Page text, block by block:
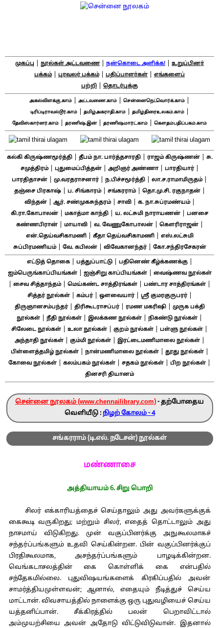
முகப்பு நூல்கள் அட்டவணை| நன்கொடை அளிக்க!
உறுப்பினர்
பக்கம்| புரவலர் பக்கம்| பதிப்பாளர்கள்
எங்களைப்
பற்றி
தொடர்புக்கு
அகல்விளக்கு.காம் அட்டவணை.காம் சென்னைநெட்வொர்க்.காம்
டிரிப்டிராவல்டூர்.காம்| தமிழ்அகராதி.காம்| தமிழ்திரைஉலகம்.காம்|
தேவிஸ்கார்னர்.காம் தரணிஷ்.இன்| தரணிஷ்மார்ட்.காம் கௌதம்பதிப்பகம்.காம்
கல்கி கிருஷ்ணமூர்த்தி| தீபம் நா. பார்த்தசாரதி| ராஜம் கிருஷ்ணன்|
சு.
சமுத்திரம்| புதுமைப்பித்தன்| அறிஞர் அண்ணா| பாரதியார்|
பாரதிதாசன் மு.வரதராசனார்| ந.பிச்சமூர்த்தி லா.ச.ராமாமிருதம்|
தஞ்சை பிரகாஷ்| ப. சிங்காரம்| சங்கரராம்| தொ.மு.சி. ரகுநாதன்|
விந்தன்| ஆர். சண்முகசுந்தரம்| சாவி| க. நா.சுப்ரமண்யம்|
கி.ரா.கோபாலன் மகாத்மா காந்தி ய. லட்சுமி நாராயணன்
பனசை
கண்ணபிரான்| மாயாவி| வ. வேணுகோபாலன்| கௌரிராஜன்|
என்.தெய்வசிகாமணி| கீதா தெய்வசிகாமணி|
எஸ்.லட்சுமி
சுப்பிரமணியம்| வே. கபிலன்| விவேகானந்தர்| கோ.சந்திரசேகரன்
எட்டுத் தொகை| பத்துப்பாட்டு| பதினெண் கீழ்க்கணக்கு|
ஐம்பெருங்காப்பியங்கள்| ஐஞ்சிறு காப்பியங்கள்| வைஷ்ணவ நூல்கள்
சைவ சித்தாந்தம்| மெய்கண்ட சாத்திரங்கள் பண்டார சாத்திரங்கள்
சித்தர் நூல்கள்| கம்பர்| ஔவையார்| ஸ்ரீ குமரகுருபரர்|
திருஞானசம்பந்தர்| திரிகூடராசப்பர்| ரமண மகரிஷி|
முருக பக்தி
நூல்கள்
நீதி நூல்கள் இலக்கண நூல்கள் நிகண்டு நூல்கள்
சிலேடை நூல்கள் உலா நூல்கள் குறம் நூல்கள் பள்ளு நூல்கள்
அந்தாதி நூல்கள்| கும்மி நூல்கள்| இரட்டைமணிமாலை நூல்கள்|
பிள்ளைத்தமிழ் நூல்கள்| நான்மணிமாலை நூல்கள்| தூது நூல்கள்|
கோவை நூல்கள் கலம்பகம் நூல்கள் சதகம் நூல்கள் பிற நூல்கள்
தினசரி தியானம்
சென்னை நூலகம் (www.chennailibrary.com)- தற்போதைய
வெளியீடு : நிழற் கோலம் - 4
சங்கரராம் (டி.எல். நடேசன்) நூல்கள்
மண்ணாசை
அத்தியாயம் 6. சிறு பொறி
சிலர் எக்காரியத்தைச் செய்தாலும் அது அவர்களுக்குக்
கைகூடி வருகிறது; மற்றும் சிலர், எதைத் தொட்டாலும் அது
நாசமாய் விடுகிறது. முன் வகுப்பினர்க்கு அநுகூலமாகச்
சந்தர்ப்பங்களும் உதவி செய்கின்றன. பின் வகுப்பினர்க்குப்
பிரதிகூலமாக, அசந்தர்ப்பங்களும் பாழடிக்கின்றன.
வெங்கடாசலத்தின் கை கொள்ளிக் கை என்பதில்
சந்தேகமில்லை. புதுவிஷயங்களைக் கிரகிப்பதில் அவன்
சாமர்த்தியமுள்ளவன்; ஆனால், எதையும் நீடித்துச் செய்ய
மாட்டான். விவசாயத்தில் நாளைக்கு ஒரு புதுவழியைச் செய்ய
யத்தனிப்பான். சீக்கிரத்தில் பலன் பெறாவிட்டால்
அம்முயற்சியை அவன் அதோடு விட்டுவிடுவான். இதனால்